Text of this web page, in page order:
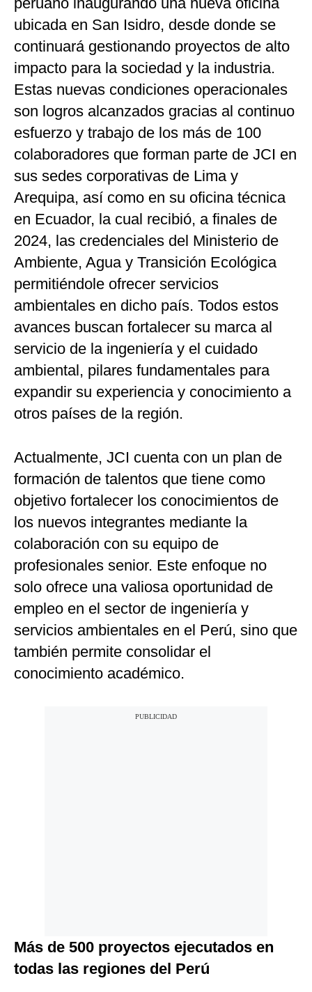
ubicada en San Isidro, desde donde se
continuará gestionando proyectos de alto
impacto para la sociedad y la industria.
Estas nuevas condiciones operacionales
son logros alcanzados gracias al continuo
esfuerzo y trabajo de los más de 100
colaboradores que forman parte de JCI en
sus sedes corporativas de Lima y
Arequipa, así como en su oficina técnica
en Ecuador, la cual recibió, a finales de
2024, las credenciales del Ministerio de
Ambiente, Agua y Transición Ecológica
permitiéndole ofrecer servicios
ambientales en dicho país. Todos estos
avances buscan fortalecer su marca al
servicio de la ingeniería y el cuidado
ambiental, pilares fundamentales para
expandir su experiencia y conocimiento a
otros países de la región.
Actualmente, JCI cuenta con un plan de
formación de talentos que tiene como
objetivo fortalecer los conocimientos de
los nuevos integrantes mediante la
colaboración con su equipo de
profesionales senior. Este enfoque no
solo ofrece una valiosa oportunidad de
empleo en el sector de ingeniería y
servicios ambientales en el Perú, sino que
también permite consolidar el
conocimiento académico.
Más de 500 proyectos ejecutados en
todas las regiones del Perú